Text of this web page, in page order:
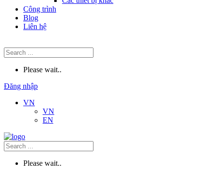
Công trình
Blog
Liên hệ
Please wait..
Đăng nhập
VN
VN
EN
Please wait..